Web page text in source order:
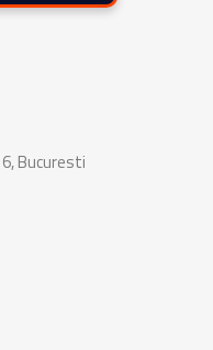
Bucuresti